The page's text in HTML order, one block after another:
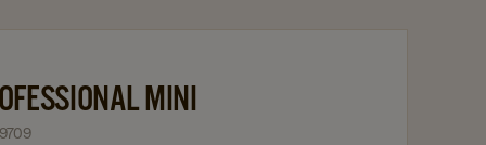
MINI